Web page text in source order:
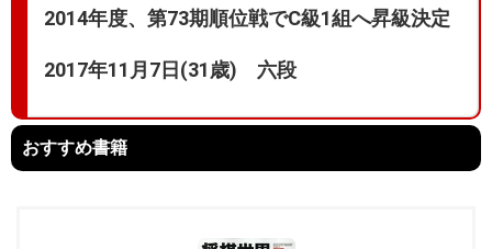
2014年度、第73期順位戦でC級1組へ昇級決定
2017年11月7日(31歳) 六段
おすすめ書籍